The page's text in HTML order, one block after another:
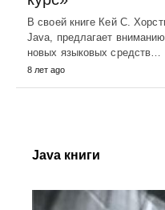
В своей книге Кей С.
Java, предлагает
новых языковых средств…
8 лет ago